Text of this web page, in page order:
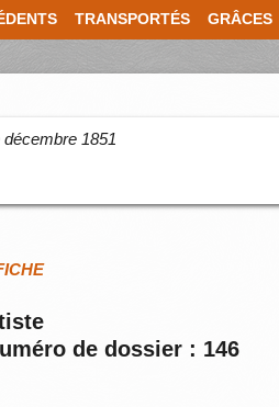
TRANSPORTÉS GRÂCES
décembre 1851
de dossier : 146